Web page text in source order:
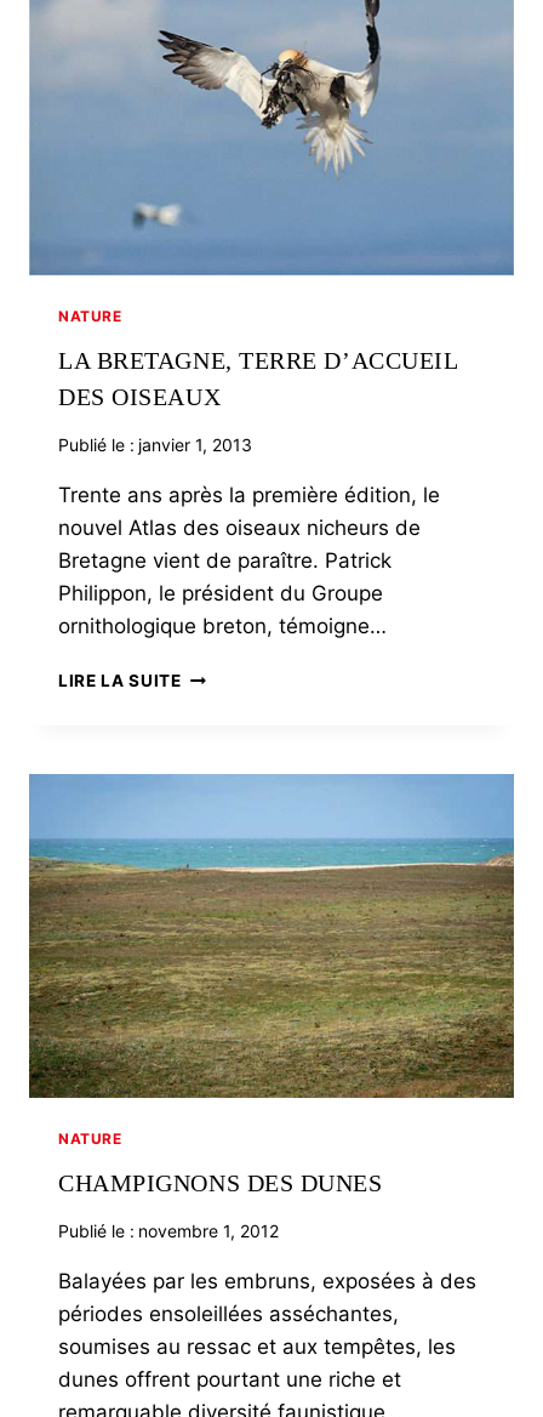
NATURE
LA BRETAGNE, TERRE D’ACCUEIL
DES OISEAUX
Publié le : janvier 1, 2013
Trente ans après la première édition, le
nouvel Atlas des oiseaux nicheurs de
Bretagne vient de paraître. Patrick
Philippon, le président du Groupe
ornithologique breton, témoigne…
LIRE LA SUITELA
DES
NATURE
CHAMPIGNONS DES DUNES
Publié le : novembre 1, 2012
Balayées par les embruns, exposées à des
périodes ensoleillées asséchantes,
soumises au ressac et aux tempêtes, les
dunes offrent pourtant une riche et
remarquable diversité faunistique…